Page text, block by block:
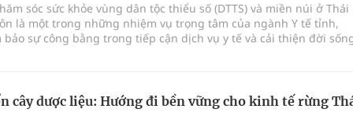
sóc sức khỏe vùng dân tộc thiểu số (DTTS) và miền núi ở Thái
là một trong những nhiệm vụ trọng tâm của ngành Y tế tỉnh,
bảo sự công bằng trong tiếp cận dịch vụ y tế và cải thiện đời
cây dược liệu: Hướng đi bền vững cho kinh tế rừng